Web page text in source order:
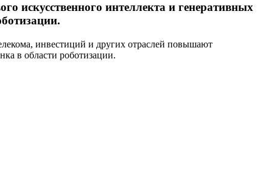
искусственного интеллекта и генеративных
инвестиций и других отраслей повышают
в области роботизации.